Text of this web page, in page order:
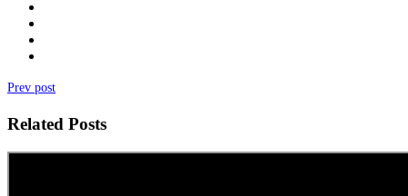
Prev post
Related Posts